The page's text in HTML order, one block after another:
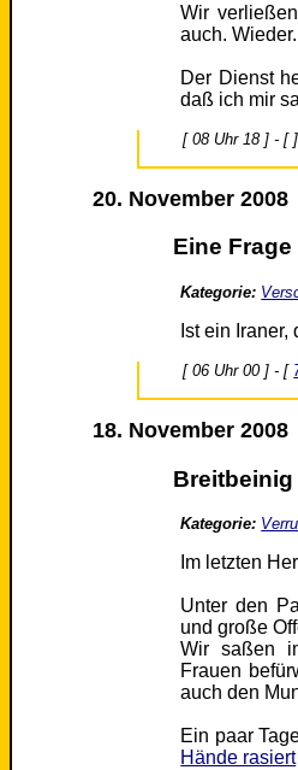
Wir
auch.
Der Dienst
daß ich mir
[ 08 Uhr 18 ] - [ ]
20. November 2008
Eine Frage
Kategorie:
Ist ein
[ 06 Uhr 00 ] - [
18. November 2008
Breitbeinig
Kategorie:
Im letzten
Unter den
und große
Wir saßen
Frauen
auch den
Ein paar
Hände rasiert